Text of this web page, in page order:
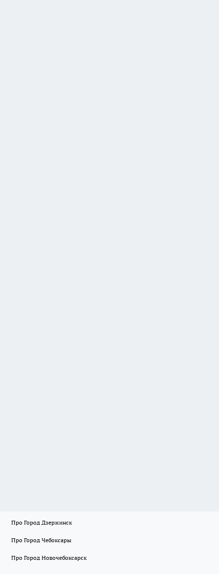
Про Город Дзержинск
Про Город Чебоксары
Про Город Новочебоксарск